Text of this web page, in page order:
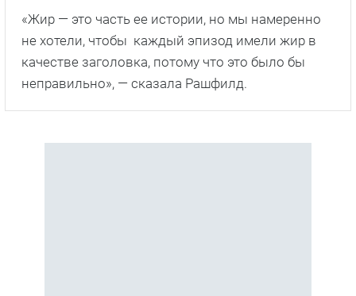
«Жир — это часть ее истории, но мы намеренно
не хотели, чтобы каждый эпизод имели жир в
качестве заголовка, потому что это было бы
неправильно», — сказала Рашфилд.